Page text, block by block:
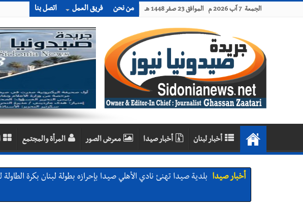
الجمعة 7 آب 2026 م الموافق 23 صفر 1448 هـ من نحن فريق العمل اتصل بنا
أخبار لبنان أخبار صيدا معرض الصور المرأة والمجتمع
أخبار صيدا بلدية صيدا تهنئ نادي الأهلي صيدا بإحرازه بطولة لبنان بكرة الطاولة